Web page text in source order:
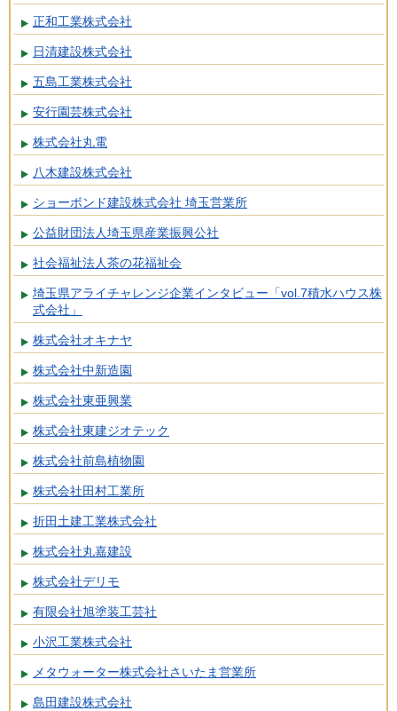
正和工業株式会社
日清建設株式会社
五島工業株式会社
安行園芸株式会社
株式会社丸電
八木建設株式会社
ショーボンド建設株式会社 埼玉営業所
公益財団法人埼玉県産業振興公社
社会福祉法人茶の花福祉会
埼玉県アライチャレンジ企業インタビュー「vol.7積水ハウス株
式会社」
株式会社オキナヤ
株式会社中新造園
株式会社東亜興業
株式会社東建ジオテック
株式会社前島植物園
株式会社田村工業所
折田土建工業株式会社
株式会社丸嘉建設
株式会社デリモ
有限会社旭塗装工芸社
小沢工業株式会社
メタウォーター株式会社さいたま営業所
島田建設株式会社